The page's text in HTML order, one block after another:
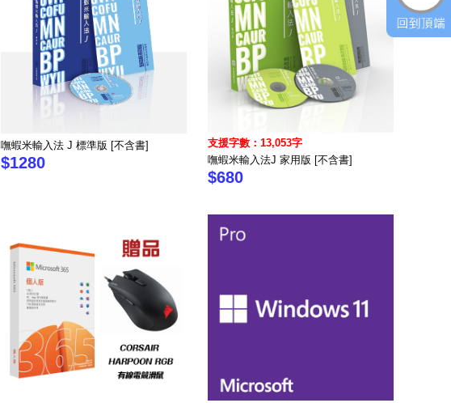
嘸蝦米輸入法 J 標準版 [不含書]
$1280
支援字數：13,053字
嘸蝦米輸入法J 家用版 [不含書]
$680